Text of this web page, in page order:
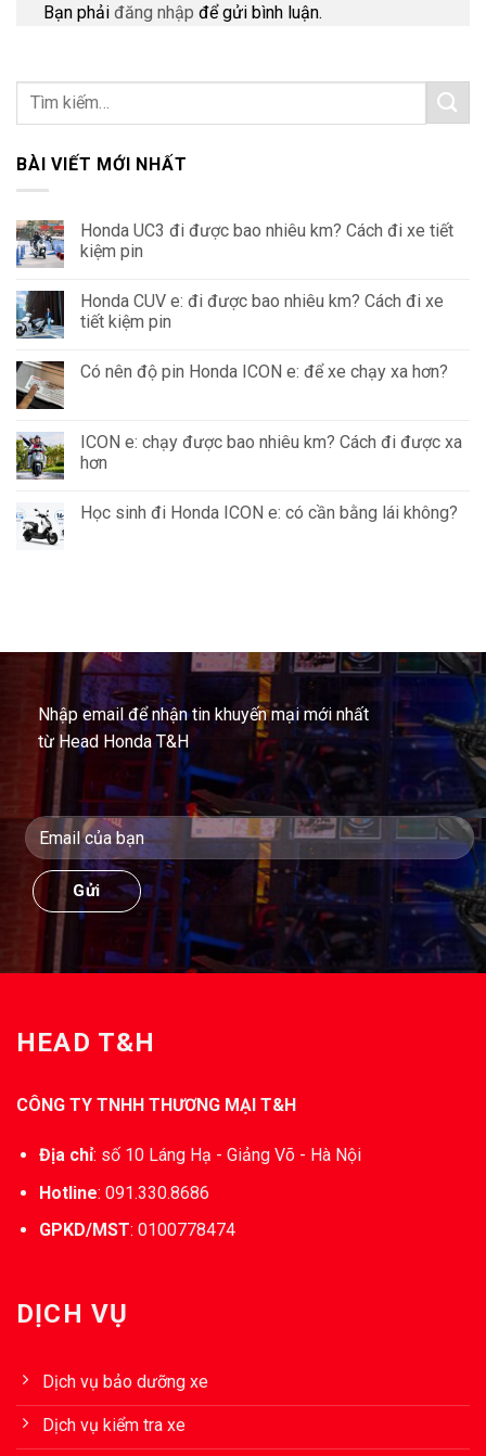
Bạn phải đăng nhập để gửi bình luận.
BÀI VIẾT MỚI NHẤT
Honda UC3 đi được bao nhiêu km? Cách đi xe tiết
kiệm pin
Honda CUV e: đi được bao nhiêu km? Cách đi xe
tiết kiệm pin
Có nên độ pin Honda ICON e: để xe chạy xa hơn?
ICON e: chạy được bao nhiêu km? Cách đi được xa
hơn
Học sinh đi Honda ICON e: có cần bằng lái không?
Nhập email để nhận tin khuyến mại mới nhất
từ Head Honda T&H
HEAD T&H
CÔNG TY TNHH THƯƠNG MẠI T&H
Địa chỉ: số 10 Láng Hạ - Giảng Võ - Hà Nội
Hotline: 091.330.8686
GPKD/MST: 0100778474
DỊCH VỤ
Dịch vụ bảo dưỡng xe
Dịch vụ kiểm tra xe